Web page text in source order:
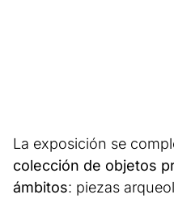
La exposición se
colección de objetos
ámbitos: piezas